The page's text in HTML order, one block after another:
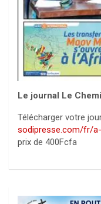
Le journal Le
Télécharger votre
sodipresse.com/fr/
prix de 400Fcfa